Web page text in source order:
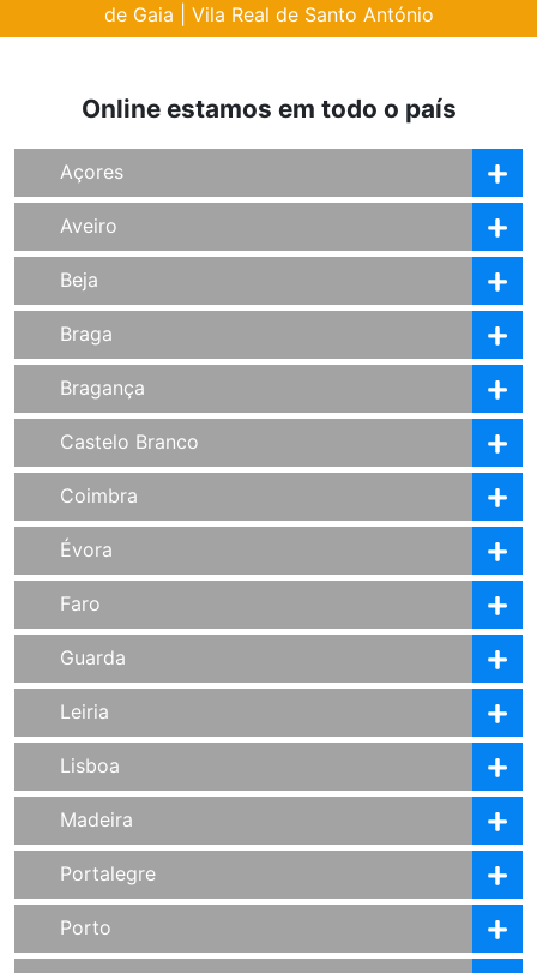
de Gaia
Vila Real de Santo António
Online estamos em todo o país
Açores
Aveiro
Beja
Braga
Bragança
Castelo Branco
Coimbra
Évora
Faro
Guarda
Leiria
Lisboa
Madeira
Portalegre
Porto